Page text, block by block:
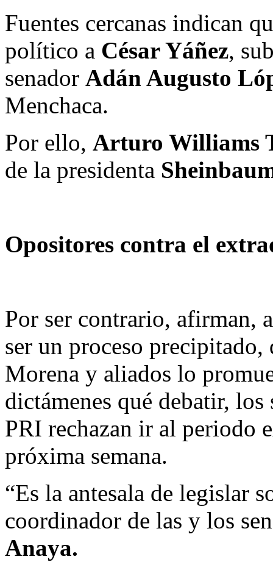
Fuentes cercanas indican
político a César Yáñez,
senador Adán Augusto
Menchaca.
Por ello, Arturo Williams
de la presidenta
Opositores contra el
Por ser contrario, afirman,
ser un proceso precipitado,
Morena y aliados lo
dictámenes qué debatir,
PRI rechazan ir al periodo
próxima semana.
“Es la antesala de legislar
coordinador de las y los
Anaya.